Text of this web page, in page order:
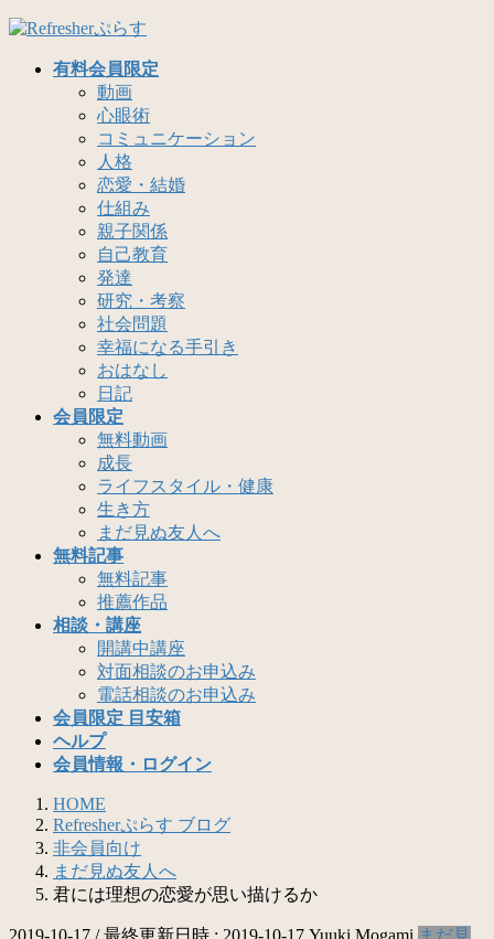
コ
ナ
有料会員限定
動画
心眼術
コミュニケーション
人格
恋愛・結婚
仕組み
親子関係
自己教育
発達
研究・考察
社会問題
幸福になる手引き
おはなし
日記
会員限定
無料動画
成長
ライフスタイル・健康
生き方
まだ見ぬ友人へ
無料記事
無料記事
推薦作品
相談・講座
開講中講座
対面相談のお申込み
電話相談のお申込み
会員限定 目安箱
ヘルプ
会員情報・ログイン
HOME
Refresherぷらす ブログ
非会員向け
まだ見ぬ友人へ
君には理想の恋愛が思い描けるか
2019-10-17 / 最終更新日時 : 2019-10-17 Yuuki Mogami まだ見